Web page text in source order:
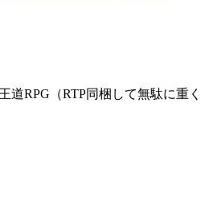
道RPG（RTP同梱して無駄に重く